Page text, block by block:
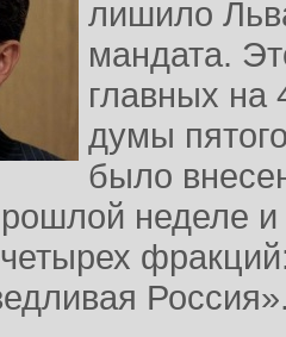
лишило
мандата.
главных на
думы
было
неделе и
четырех